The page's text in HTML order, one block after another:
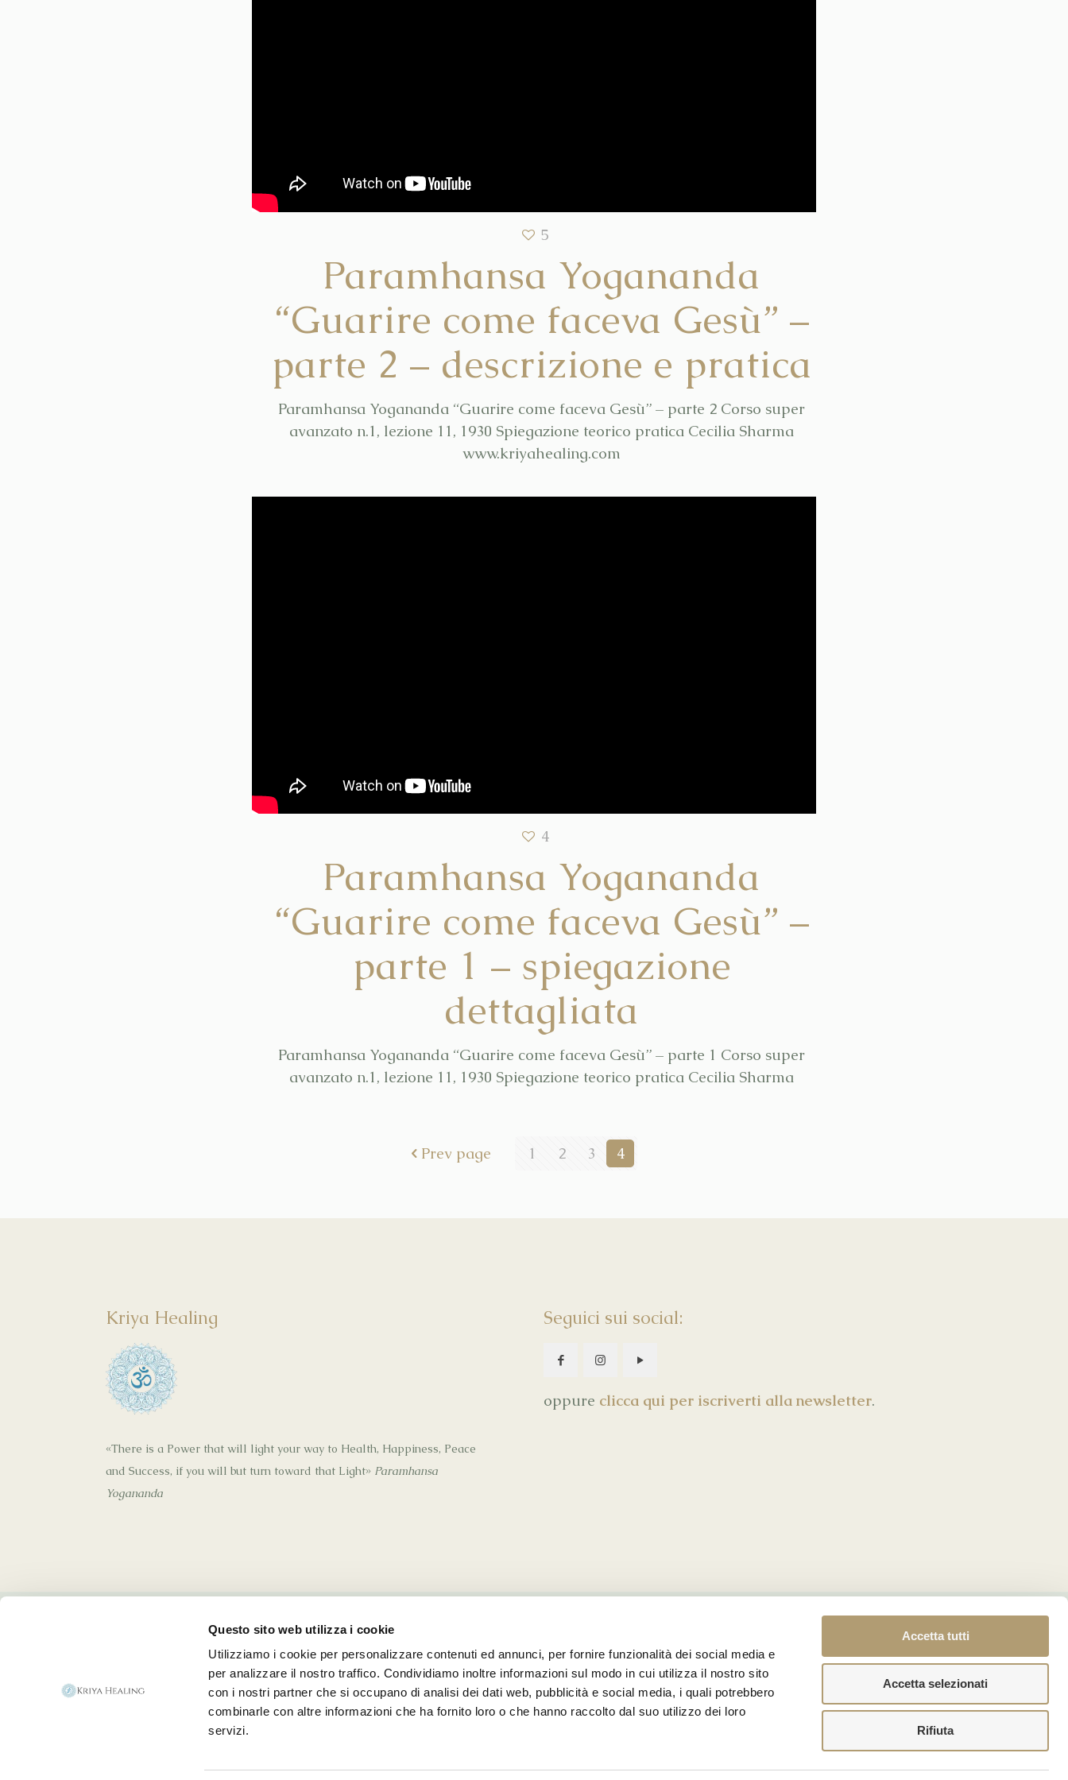
Questo sito web utilizza i cookie
Utilizziamo i cookie per personalizzare contenuti ed annunci, per fornire funzionalità dei social media e
per analizzare il nostro traffico. Condividiamo inoltre informazioni sul modo in cui utilizza il nostro sito
con i nostri partner che si occupano di analisi dei dati web, pubblicità e social media, i quali potrebbero
combinarle con altre informazioni che ha fornito loro o che hanno raccolto dal suo utilizzo dei loro
servizi.
Accetta tutti
Accetta selezionati
Rifiuta
5
Paramhansa Yogananda
“Guarire come faceva Gesù” –
parte 2 – descrizione e pratica
Paramhansa Yogananda “Guarire come faceva Gesù” – parte 2 Corso super
avanzato n.1, lezione 11, 1930 Spiegazione teorico pratica Cecilia Sharma
www.kriyahealing.com
4
Paramhansa Yogananda
“Guarire come faceva Gesù” –
parte 1 – spiegazione
dettagliata
Paramhansa Yogananda “Guarire come faceva Gesù” – parte 1 Corso super
avanzato n.1, lezione 11, 1930 Spiegazione teorico pratica Cecilia Sharma
Prev page 1 2 3 4
Kriya Healing
«There is a Power that will light your way to Health, Happiness, Peace
and Success, if you will but turn toward that Light» Paramhansa
Yogananda
Seguici sui social:
oppure clicca qui per iscriverti alla newsletter.
© 2026 Kriya Healing. All Rights Reserved.
Vocabolo Porziano, 104 | 06081, Assisi (PG) Italy
healing@kriyahealing.com
Credits design